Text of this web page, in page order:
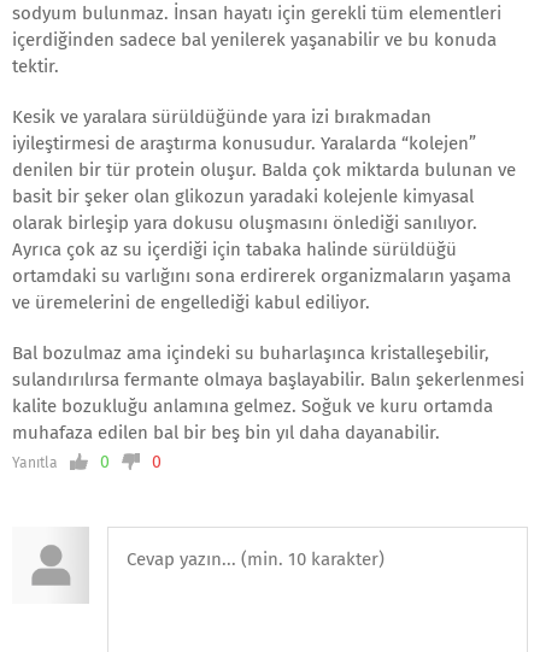
sodyum bulunmaz. İnsan hayatı için gerekli tüm elementleri
içerdiğinden sadece bal yenilerek yaşanabilir ve bu konuda
tektir.
Kesik ve yaralara sürüldüğünde yara izi bırakmadan
iyileştirmesi de araştırma konusudur. Yaralarda “kolejen”
denilen bir tür protein oluşur. Balda çok miktarda bulunan ve
basit bir şeker olan glikozun yaradaki kolejenle kimyasal
olarak birleşip yara dokusu oluşmasını önlediği sanılıyor.
Ayrıca çok az su içerdiği için tabaka halinde sürüldüğü
ortamdaki su varlığını sona erdirerek organizmaların yaşama
ve üremelerini de engellediği kabul ediliyor.
Bal bozulmaz ama içindeki su buharlaşınca kristalleşebilir,
sulandırılırsa fermante olmaya başlayabilir. Balın şekerlenmesi
kalite bozukluğu anlamına gelmez. Soğuk ve kuru ortamda
muhafaza edilen bal bir beş bin yıl daha dayanabilir.
Yanıtla 0 0